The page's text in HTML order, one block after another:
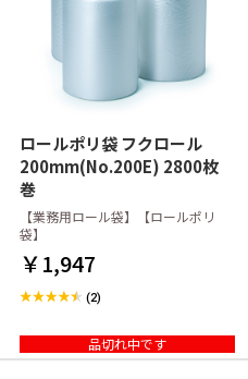
ロールポリ袋 フクロール
200mm(No.200E) 2800枚
巻
【業務用ロール袋】【ロールポリ
袋】
￥1,947
(2)
品切れ中です